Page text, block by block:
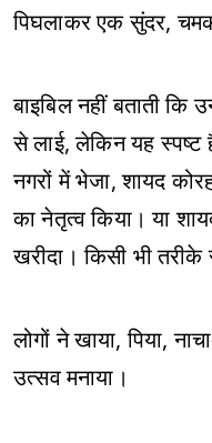
पिघलाकर एक सुंदर,
बाइबिल नहीं बताती कि
से लाई, लेकिन यह स्पष्ट
नगरों में भेजा, शायद
का नेतृत्व किया। या
खरीदा। किसी भी
लोगों ने खाया, पिया,
उत्सव मनाया।